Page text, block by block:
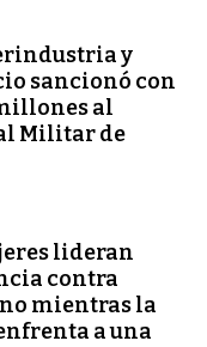
y
sancionó con
al
Militar de
lideran
contra
mientras la
a una